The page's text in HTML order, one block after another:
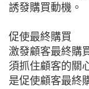
誘發購買動機。
促使最終購買
激發顧客最終購
須抓住顧客的關
是促使顧客最終